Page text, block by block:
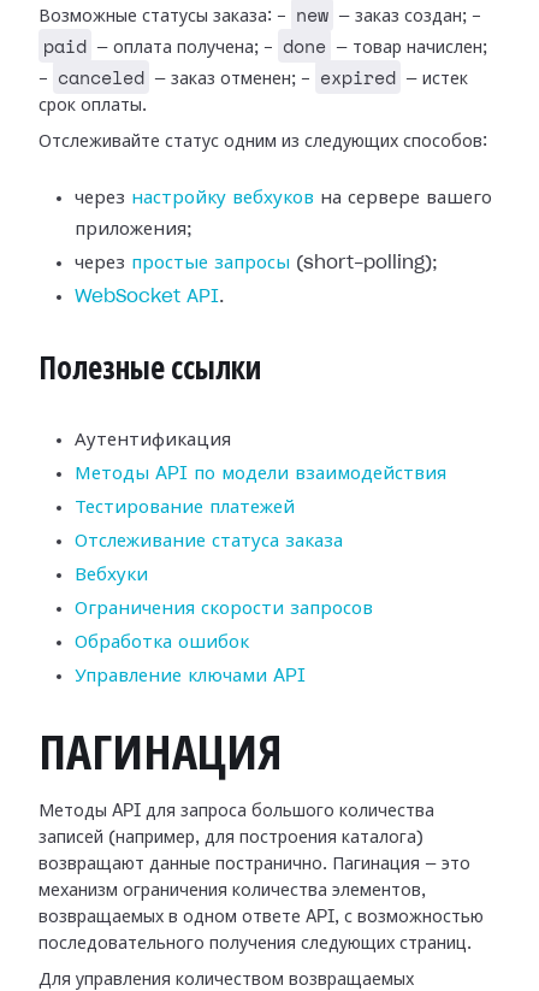
Возможные статусы заказа: - new — заказ создан; -
paid — оплата получена; - done — товар начислен;
-
canceled — заказ отменен; - expired — истек
срок оплаты.
Отслеживайте статус одним из следующих способов:
через настройку вебхуков на сервере вашего
приложения;
через простые запросы (short-polling);
WebSocket API.
Полезные ссылки
Аутентификация
Методы API по модели взаимодействия
Тестирование платежей
Отслеживание статуса заказа
Вебхуки
Ограничения скорости запросов
Обработка ошибок
Управление ключами API
ПАГИНАЦИЯ
Методы API для запроса большого количества
записей (например, для построения каталога)
возвращают данные постранично. Пагинация — это
механизм ограничения количества элементов,
возвращаемых в одном ответе API, с возможностью
последовательного получения следующих страниц.
Для управления количеством возвращаемых